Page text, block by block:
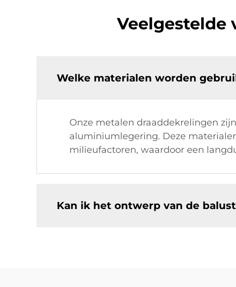
Veelgestelde
Welke materialen worden
Onze metalen draaddekrelingen
aluminiumlegering. Deze
milieufactoren, waardoor een
Kan ik het ontwerp van de